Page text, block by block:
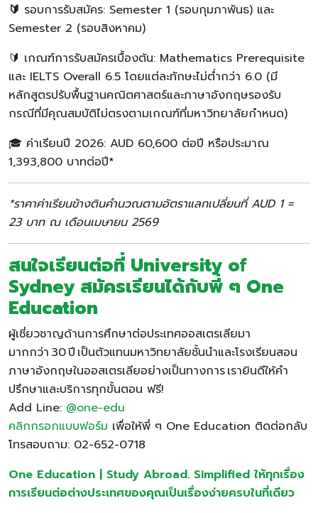
🔰 รอบการรับสมัคร: Semester 1 (รอบกุมภาพันธ) และ
Semester 2 (รอบสิงหาคม)
🔰 เกณฑ์การรับสมัครเบื้องต้น: Mathematics Prerequisite
และ IELTS Overall 6.5 โดยแต่ละทักษะไม่ต่ำกว่า 6.0 (มี
หลักสูตรปรับพื้นฐานคณิตศาสตร์และภาษาอังกฤษรองรับ
กรณีที่มีคุณสมบัติไม่ตรงตามเกณฑ์ที่มหาวิทยาลัยกำหนด)
🎓 ค่าเรียนปี 2026: AUD 60,600 ต่อปี หรือประมาณ
1,393,800 บาทต่อปี*
*ราคาค่าเรียนข้างตินคำนวณตามอัตราแลกเปลี่ยนที่ AUD 1 =
23 บาท ณ เดือนเมษายน 2569
สนใจเรียนต่อที่ University of
Sydney สมัครเรียนได้กับพี่ ๆ One
Education
ผู้เชี่ยวชาญด้านการศึกษาต่อประเทศออสเตรเลียมา
มากกว่า 30 ปี เป็นตัวแทนมหาวิทยาลัยชั้นนำและโรงเรียนสอน
ภาษาอังกฤษในออสเตรเลียอย่างเป็นทางการ เรายินดีให้คำ
ปรึกษาและบริการทุกขั้นตอน ฟรี!
Add Line: @one-edu
คลิกกรอกแบบฟอร์ม เพื่อให้พี่ ๆ One Education ติดต่อกลับ
โทรสอบถาม: 02-652-0718
One Education | Study Abroad. Simplified ให้ทุกเรื่อง
การเรียนต่อต่างประเทศของคุณเป็นเรื่องง่ายครบในที่เดียว